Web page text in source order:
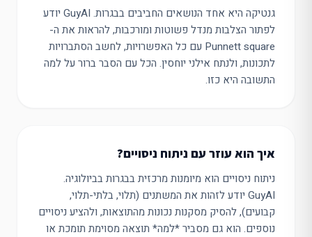
גנטיקה היא אחד הנושאים החביבים בבגרות. GuyAI יודע
לפתור הצלבות מנדל פשוטות ומורכבות, להראות את ה-
Punnett square עם כל האפשרויות, לחשב הסתברויות
לתכונות, ולנתח אילני יוחסין. הכל עם הסבר ברור על למה
התשובה היא כזו.
איך הוא עוזר עם ניתוח ניסויים?
ניתוח ניסויים הוא מיומנות מרכזית בבגרות בביולוגיה.
GuyAI יודע לזהות את המשתנים (תלוי, בלתי-תלוי,
קבועים), להסיק מסקנות נכונות מהתוצאות, ולהציע ניסויים
נוספים. הוא גם מסביר *למה* תוצאה מסוימת תומכת או